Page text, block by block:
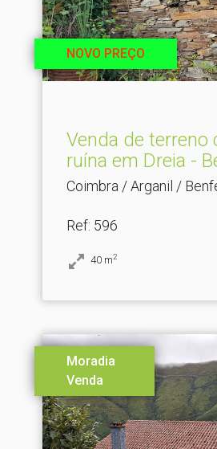
NOVO PREÇO
Venda de terreno
ruína em Dreia -
Coimbra / Arganil /
Ref: 596
40 m2
Moradia
Venda